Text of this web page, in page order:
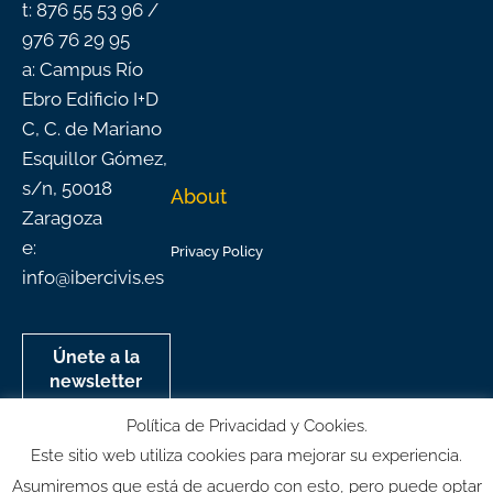
t: 876 55 53 96 /
976 76 29 95
a: Campus Río
Ebro Edificio I+D
C, C. de Mariano
Esquillor Gómez,
s/n, 50018
Zaragoza
e:
info@ibercivis.es
Únete a la
newsletter
mensual de
Ibercivis
About
Privacy Policy
Política de Privacidad y Cookies.
Este sitio web utiliza cookies para mejorar su experiencia.
Asumiremos que está de acuerdo con esto, pero puede optar